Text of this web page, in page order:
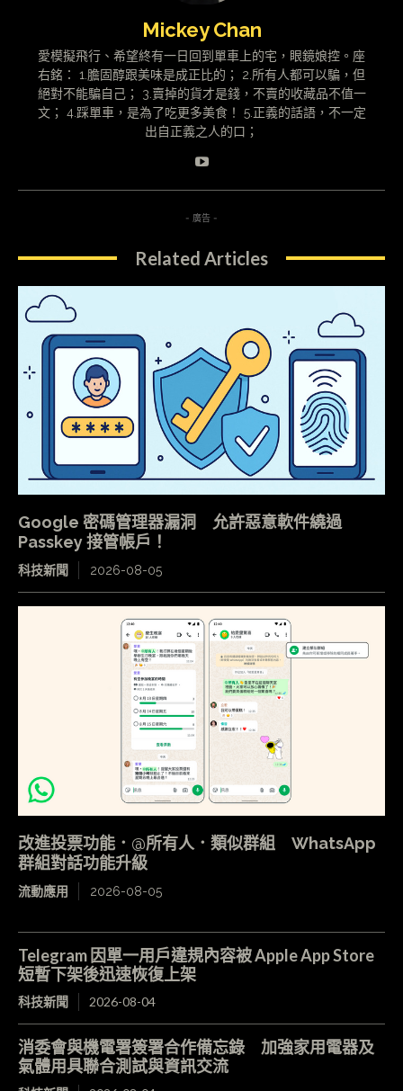
Mickey Chan
愛模擬飛行、希望終有一日回到單車上的宅，眼鏡娘控。座
右銘： 1.膽固醇跟美味是成正比的； 2.所有人都可以騙，但
絕對不能騙自己； 3.賣掉的貨才是錢，不賣的收藏品不值一
文； 4.踩單車，是為了吃更多美食！ 5.正義的話語，不一定
出自正義之人的口；
- 廣告 -
Related Articles
Google 密碼管理器漏洞 允許惡意軟件繞過
Passkey 接管帳戶！
科技新聞 2026-08-05
改進投票功能．@所有人．類似群組 WhatsApp
群組對話功能升級
流動應用 2026-08-05
Telegram 因單一用戶違規內容被 Apple App Store
短暫下架後迅速恢復上架
科技新聞 2026-08-04
消委會與機電署簽署合作備忘錄 加強家用電器及
氣體用具聯合測試與資訊交流